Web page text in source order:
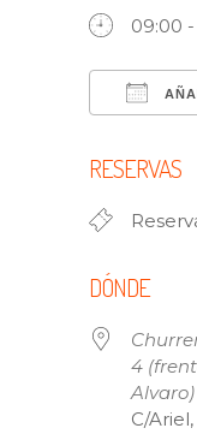
09:00
RESERVAS
DÓNDE
4
Alvaro)
C/